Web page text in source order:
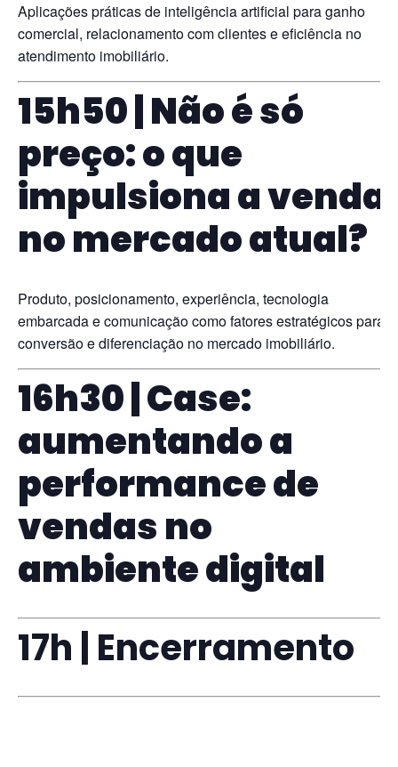
Aplicações práticas de inteligência artificial para ganho
comercial, relacionamento com clientes e eficiência no
atendimento imobiliário.
15h50 | Não é só
preço: o que
impulsiona a venda
no mercado atual?
Produto, posicionamento, experiência, tecnologia
embarcada e comunicação como fatores estratégicos para
conversão e diferenciação no mercado imobiliário.
16h30 | Case:
aumentando a
performance de
vendas no
ambiente digital
17h | Encerramento